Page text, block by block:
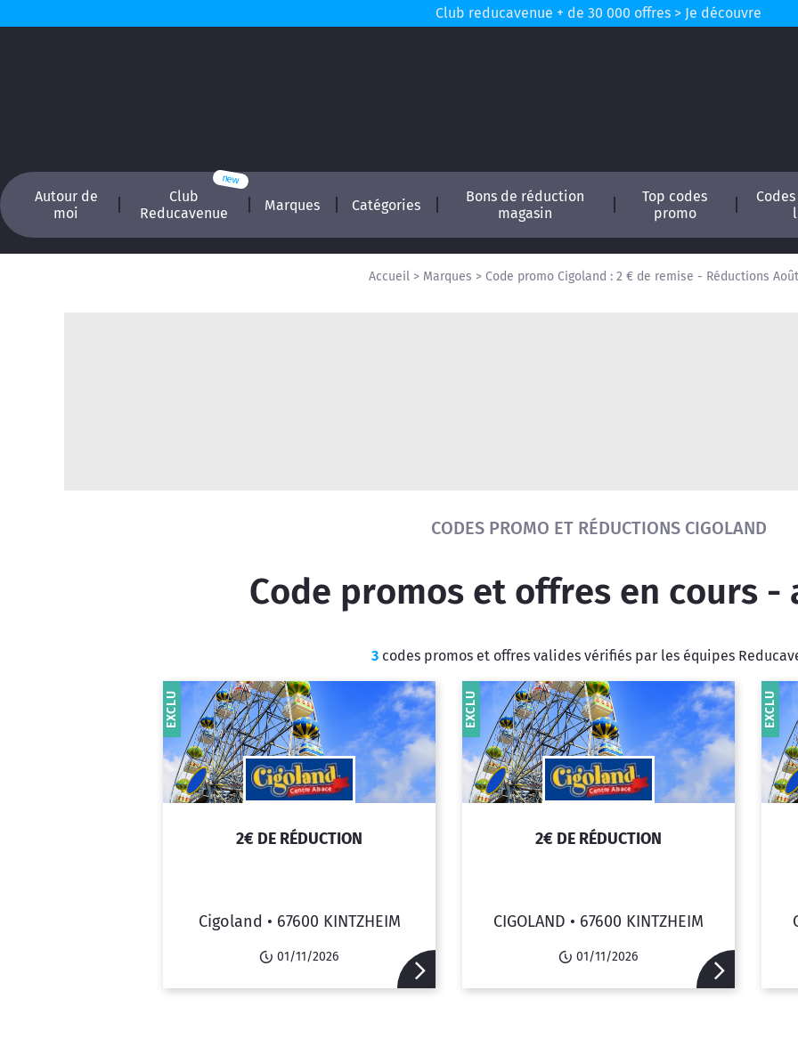
Club reducavenue + de 30 000 offres > Je découvre
Autour de
moi
Club
Reducavenue
Marques Catégories
Bons de réduction
magasin
Top codes
promo
Réinitialiser la recherche
Accueil > Marques > Code promo Cigoland : 2 € de remise - Réductions
CODES PROMO ET RÉDUCTIONS CIGOLAND
Code promos et offres en cours -
3codes promos et offres valides vérifiés par les équipes
2€ DE RÉDUCTION
Cigoland • 67600 KINTZHEIM
01/11/2026
EXCLU
2€ DE RÉDUCTION
CIGOLAND • 67600 KINTZHEIM
01/11/2026
EXCLU EXCLU